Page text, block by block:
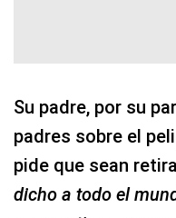
Su padre, por su
padres sobre el
pide que sean
dicho a todo el